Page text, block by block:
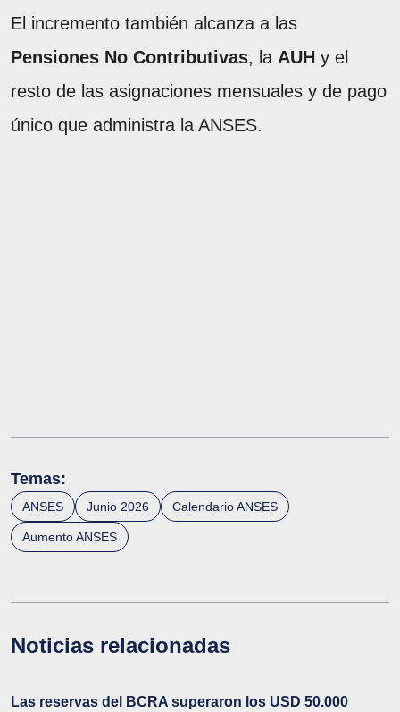
El incremento también alcanza a las
Pensiones No Contributivas, la AUH y el
resto de las asignaciones mensuales y de pago
único que administra la ANSES.
Temas:
ANSES Junio 2026 Calendario ANSES
Aumento ANSES
Noticias relacionadas
Las reservas del BCRA superaron los USD 50.000